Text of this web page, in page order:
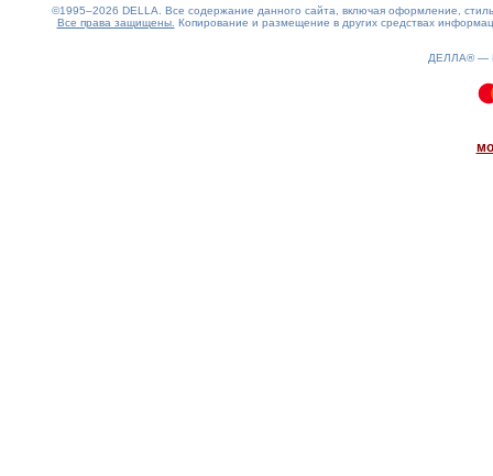
©1995–2026 DELLA. Все содержание данного сайта, включая оформление,
Все права защищены. Копирование и размещение в других средствах
ДЕЛЛА® —